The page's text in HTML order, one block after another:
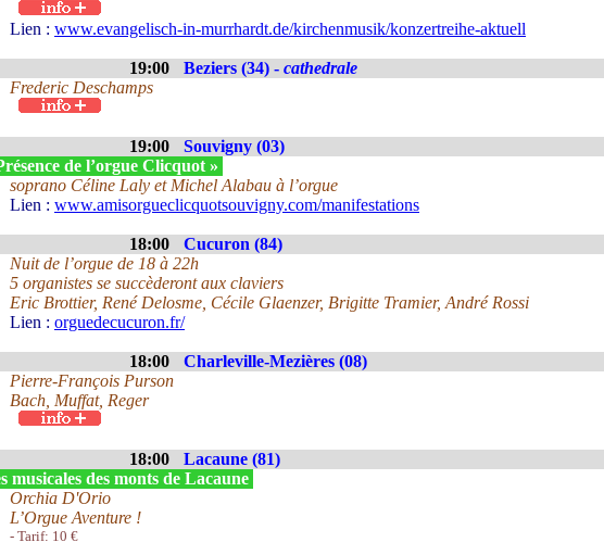
Lien : www.evangelisch-in-murrhardt.de/kirchenmusik/konzertreihe-aktuell
19:00 Beziers (34) - cathedrale
Frederic Deschamps
19:00 Souvigny (03)
de l’orgue Clicquot »
soprano Céline Laly et Michel Alabau à l’orgue
Lien : www.amisorgueclicquotsouvigny.com/manifestations
18:00 Cucuron (84)
Nuit de l’orgue de 18 à 22h
5 organistes se succèderont aux claviers
Eric Brottier, René Delosme, Cécile Glaenzer, Brigitte Tramier, André Rossi
Lien : orguedecucuron.fr/
18:00 Charleville-Mezières (08)
Pierre-François Purson
Bach, Muffat, Reger
18:00 Lacaune (81)
musicales des monts de Lacaune
Orchia D'Orio
L’Orgue Aventure !
- Tarif: 10 €